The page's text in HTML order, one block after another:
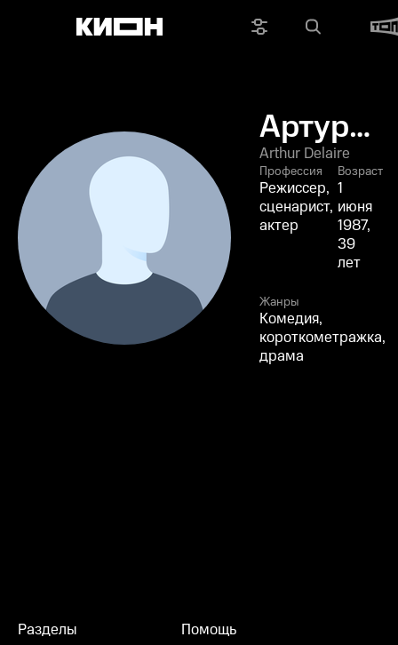
Артур
Делер
Arthur Delaire
Профессия
Режиссер,
сценарист,
актер
Возраст
1
июня
1987,
39
лет
Жанры
Комедия,
короткометражка,
драма
Разделы Помощь